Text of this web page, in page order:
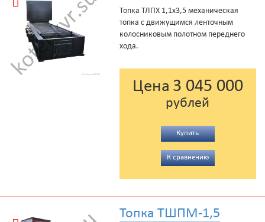
Топка ТЛПХ 1,1х3,5 механическая
топка с движущимся ленточным
колосниковым полотном переднего
хода.
Цена 3 045 000
рублей
Купить
К сравнению
Топка ТШПМ-1,5